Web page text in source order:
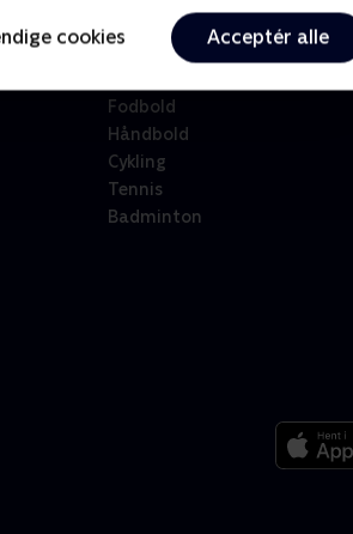
cookies Acceptér alle
Fodbold
Håndbold
Cykling
Tennis
Badminton